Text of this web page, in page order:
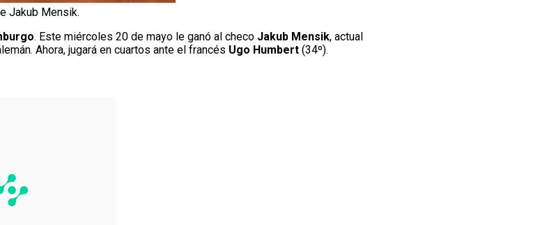
Jakub Mensik.
. Este miércoles 20 de mayo le ganó al checo Jakub Mensik, actual
Ahora, jugará en cuartos ante el francés Ugo Humbert (34º).